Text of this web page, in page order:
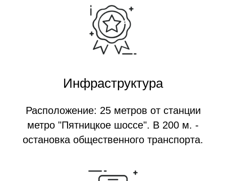
Инфраструктура
Расположение: 25 метров от станции
метро "Пятницкое шоссе". В 200 м. -
остановка общественного транспорта.